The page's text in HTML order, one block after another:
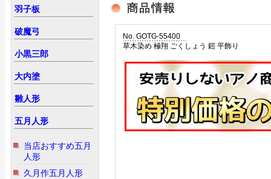
羽子板
破魔弓
小黒三郎
大内塗
雛人形
五月人形
当店おすすめ五月
人形
久月作五月人形
No. GOTG-55400
草木染め 極翔 ごくしょう 鎧 平飾り